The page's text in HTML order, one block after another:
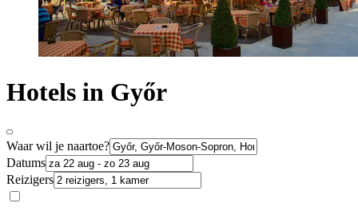
Hotels in Győr
Waar wil je naartoe?
Datums
Reizigers